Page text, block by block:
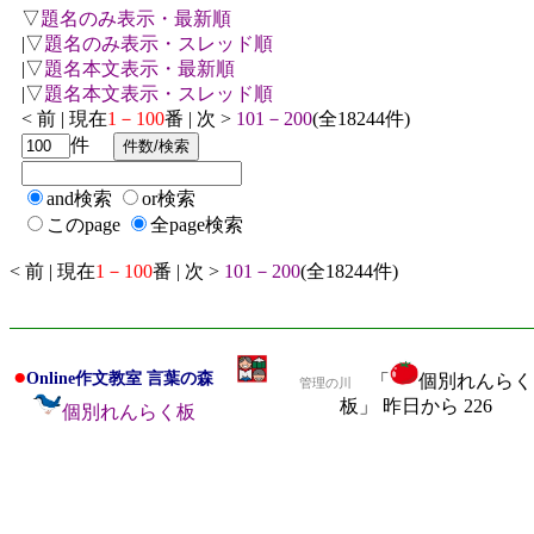
▽題名のみ表示・最新順
|▽題名のみ表示・スレッド順
|▽題名本文表示・最新順
|▽題名本文表示・スレッド順
< 前 | 現在1－100番 | 次 > 101－200(全18244件)
件
and検索
or検索
このpage
全page検索
< 前 | 現在1－100番 | 次 > 101－200(全18244件)
●Online作文教室 言葉の森
個別れんらく板
管理の川 「
個別れんらく
板」 昨日から 226